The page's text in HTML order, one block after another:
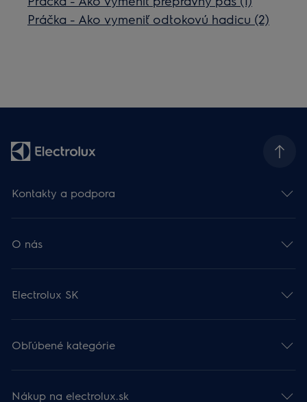
Práčka - Ako vymeniť odtokovú hadicu (2)
Kontakty a podpora
O nás
Electrolux SK
Obľúbené kategórie
Nákup na electrolux.sk